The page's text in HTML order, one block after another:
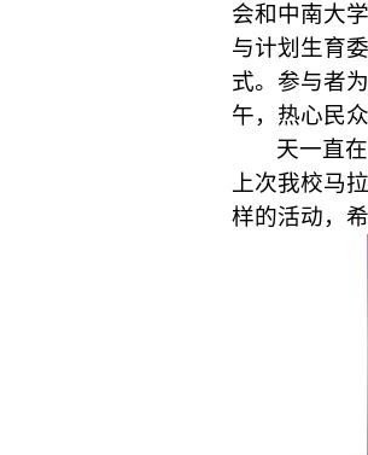
会和中南大
与计划生育
式。参与者
午，热心民
天一直
上次我校马
样的活动，